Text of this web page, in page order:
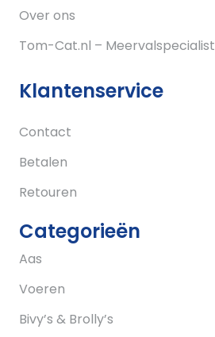
Over ons
Tom-Cat.nl – Meervalspecialist
Klantenservice
Contact
Betalen
Retouren
Categorieën
Aas
Voeren
Bivy’s & Brolly’s